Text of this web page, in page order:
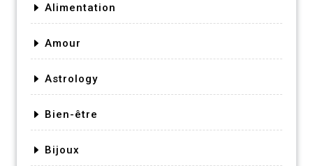
Alimentation
Amour
Astrology
Bien-être
Bijoux